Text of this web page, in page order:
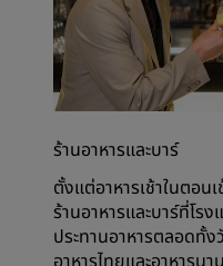
ร้านอาหารและบาร์
ตั้งแต่อาหารเช้าในตอน
ร้านอาหารและบาร์ที่โร
ประทานอาหารตลอดทั้